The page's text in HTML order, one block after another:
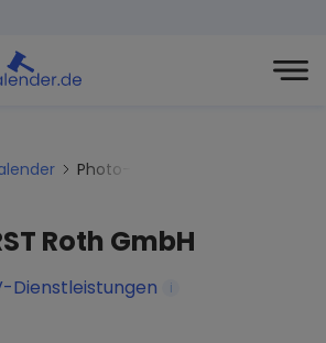
Photo-porst-roth-gmbh
Roth GmbH
Dienstleistungen i